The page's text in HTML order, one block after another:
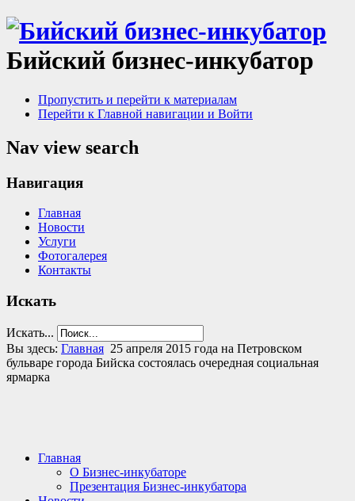
Бийский бизнес-инкубатор
Пропустить и перейти к материалам
Перейти к Главной навигации и Войти
Nav view search
Навигация
Главная
Новости
Услуги
Фотогалерея
Контакты
Искать
Искать...
Вы здесь: Главная 25 апреля 2015 года на Петровском
бульваре города Бийска состоялась очередная социальная
ярмарка
Главная
О Бизнес-инкубаторе
Презентация Бизнес-инкубатора